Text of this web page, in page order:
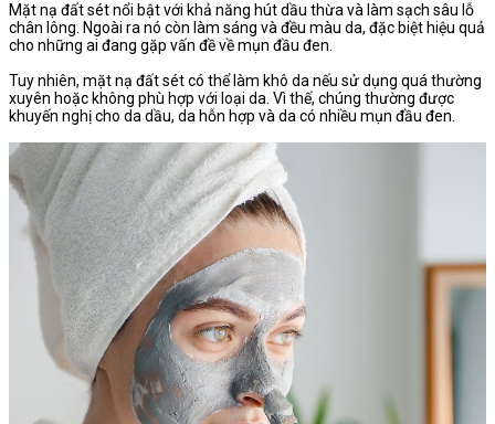
Mặt nạ đất sét nổi bật với khả năng hút dầu thừa và làm sạch sâu lỗ
chân lông. Ngoài ra nó còn làm sáng và đều màu da, đặc biệt hiệu quả
cho những ai đang gặp vấn đề về mụn đầu đen.
Tuy nhiên, mặt nạ đất sét có thể làm khô da nếu sử dụng quá thường
xuyên hoặc không phù hợp với loại da. Vì thế, chúng thường được
khuyến nghị cho da dầu, da hỗn hợp và da có nhiều mụn đầu đen.